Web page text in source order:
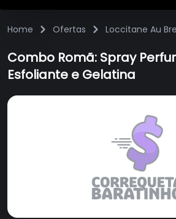
Home Ofertas Loccitane Au
Combo Romã: Spray
Esfoliante e Gelatina